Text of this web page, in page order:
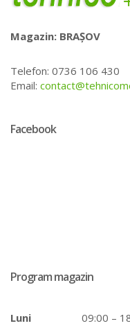
Magazin: BRAȘOV
Telefon: 0736 106 430
Email:
Facebook
Program magazin
Luni 09:00 –